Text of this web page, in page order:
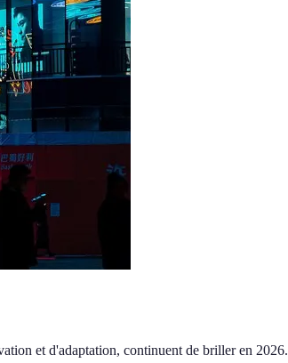
et d'adaptation, continuent de briller en 2026.